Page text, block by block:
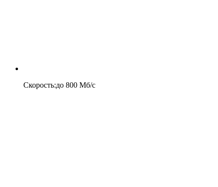
Скорость:до 800 Мб/c